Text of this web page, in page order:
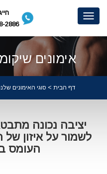
Toggle
navigation
2886
אימונים
דף הבית > סוגי האימונים
יציבה נכונה
לשמור על איזון
העומס